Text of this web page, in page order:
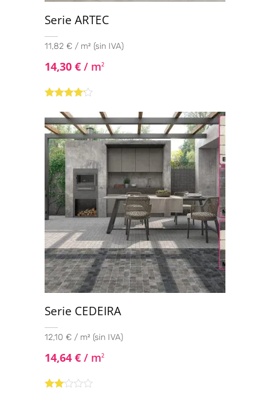
Serie ARTEC
11,82 € / m² (sin IVA)
14,30 € / m2
con4.00
de 5
Serie CEDEIRA
12,10 € / m² (sin IVA)
14,64 € / m2